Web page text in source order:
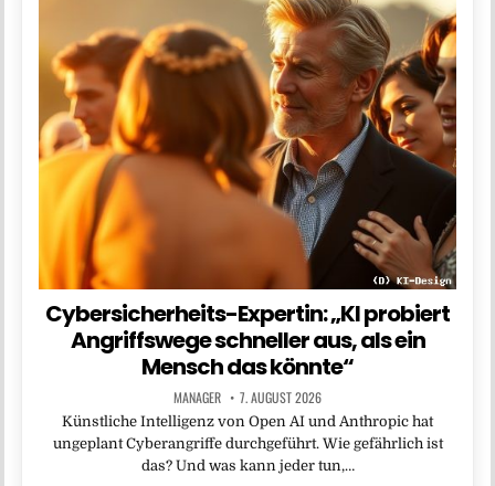
Cybersicherheits-Expertin: „KI probiert
Angriffswege schneller aus, als ein
Mensch das könnte“
MANAGER 7. AUGUST 2026
Künstliche Intelligenz von Open AI und Anthropic hat
ungeplant Cyberangriffe durchgeführt. Wie gefährlich ist
das? Und was kann jeder tun,…